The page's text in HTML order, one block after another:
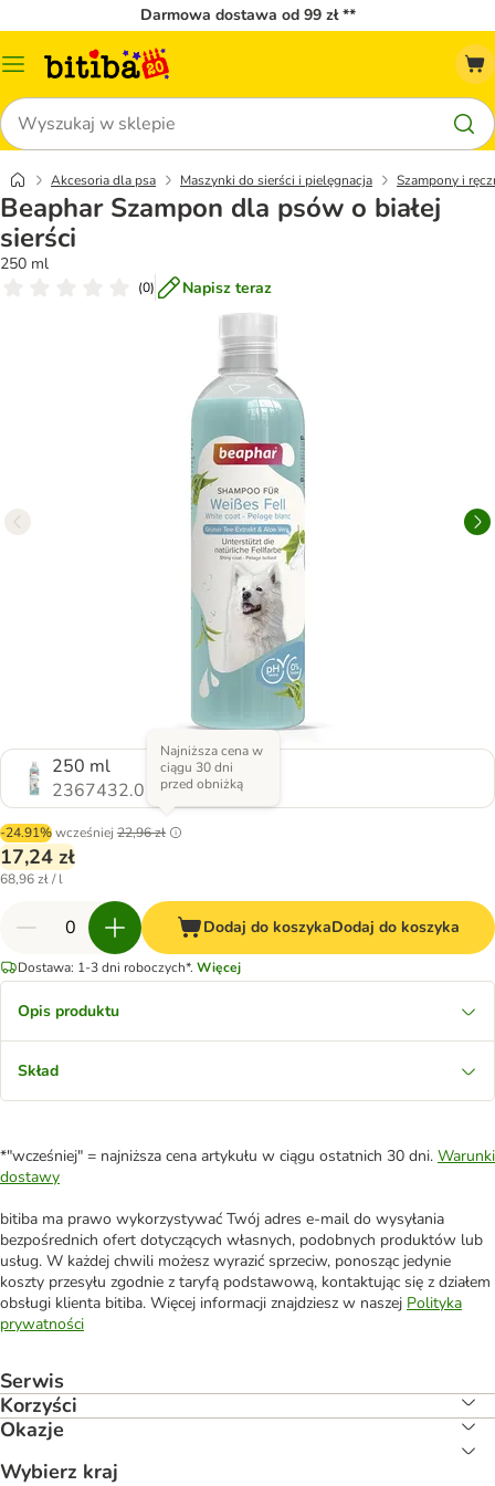
Darmowa dostawa od 99 zł **
Menu
Szukaj
Akcesoria dla psa Maszynki do sierści i pielęgnacja Szampony i
Beaphar Szampon dla psów o białej
sierści
250 ml
(0) Napisz teraz
250 ml
2367432.0
-24.91%wcześniej 22,96 zł
Najniższa cena w
ciągu 30 dni
przed obniżką
17,24 zł
68,96 zł / l
Dodaj do koszykaDodaj do koszyka
Dostawa: 1-3 dni roboczych*. Więcej
Opis produktu
Skład
*"wcześniej" = najniższa cena artykułu w ciągu ostatnich 30 dni. Warunki
dostawy
bitiba ma prawo wykorzystywać Twój adres e-mail do wysyłania
bezpośrednich ofert dotyczących własnych, podobnych produktów lub
usług. W każdej chwili możesz wyrazić sprzeciw, ponosząc jedynie
koszty przesyłu zgodnie z taryfą podstawową, kontaktując się z działem
obsługi klienta bitiba. Więcej informacji znajdziesz w naszej Polityka
prywatności
Serwis
Korzyści
Okazje
Wybierz kraj